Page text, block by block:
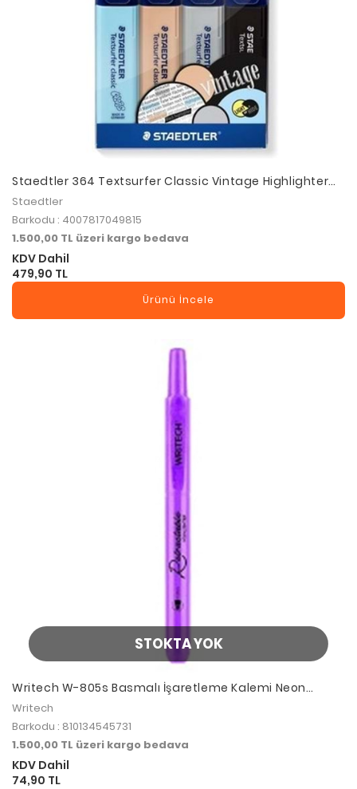
Staedtler 364 Textsurfer Classic Vintage Highlighter
4Lü Set
Staedtler
Barkodu : 4007817049815
1.500,00 TL üzeri kargo bedava
KDV Dahil
479,90 TL
Ürünü İncele
STOKTA YOK
Writech W-805s Basmalı İşaretleme Kalemi Neon
Purple
Writech
Barkodu : 810134545731
1.500,00 TL üzeri kargo bedava
KDV Dahil
74,90 TL